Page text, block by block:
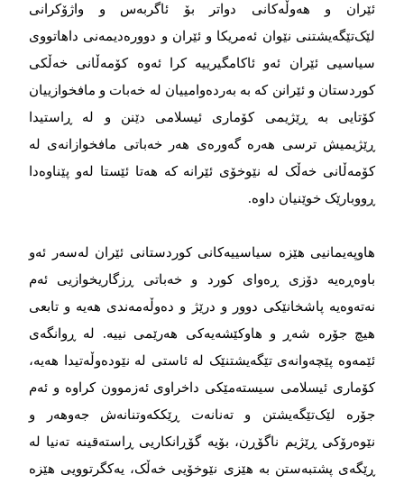
ئێران و هەوڵەکانی دواتر بۆ ئاگربەس و واژۆکرانی
لێک‌تێگەیشتنی نێوان ئەمریکا و ئێران و دوورەدیمەنی داهاتووی
سیاسیی ئێران ئەو ئاکامگیرییە کرا ئەوە کۆمەڵانی خەڵکی
کوردستان و ئێرانن کە بە بەردەوامییان لە خەبات و مافخوازییان
کۆتایی بە ڕێژیمی کۆماری ئیسلامی دێنن و لە ڕاستیدا
ڕێژیمیش ترسی هەرە گەورەی هەر خەباتی مافخوازانەی لە
کۆمەڵانی خەڵک لە نێوخۆی ئێرانە کە هەتا ئێستا لەو پێناوەدا
ڕووبارێک خوێنیان داوە.
هاوپەیمانیی هێزە سیاسییەکانی کوردستانی ئێران لەسەر ئەو
باوەڕەیە دۆزی ڕەوای کورد و خەباتی ڕزگاریخوازیی ئەم
نەتەوەیە پاشخانێکی دوور و درێژ و دەوڵەمەندی هەیە و تابعی
هیچ جۆرە شەڕ و هاوکێشەیەکی هەرێمی نییە. لە ڕوانگەی
ئێمەوە پێچەوانەی تێگەیشتنێک لە ئاستی لە نێودەوڵەتیدا هەیە،
کۆماری ئیسلامی سیستەمێکی داخراوی ئەزموون کراوە و ئەم
جۆرە لێک‌تێگەیشتن و تەنانەت ڕێککەوتنانەش جەوهەر و
نێوەرۆکی ڕێژیم ناگۆڕن، بۆیە گۆڕانکاریی ڕاستەقینە تەنیا لە
ڕێگەی پشتبەستن بە هێزی نێوخۆیی خەڵک، یەکگرتوویی هێزە